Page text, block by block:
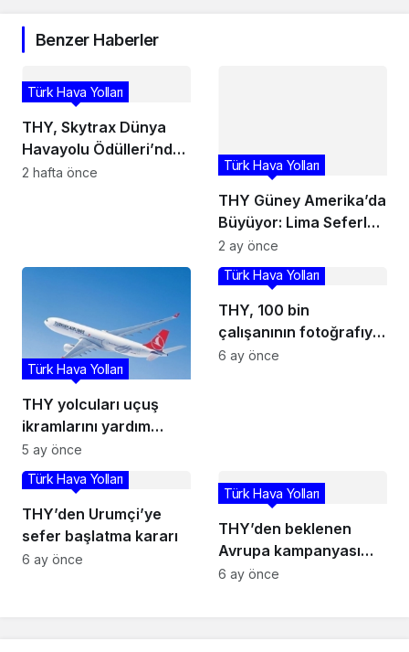
Benzer Haberler
THY, Skytrax Dünya
Havayolu Ödülleri’nde
7 kategoride aday
Türk Hava Yolları
2 hafta önce
THY Güney Amerika’da
Büyüyor: Lima Seferleri
İçin Karar Alındı
Türk Hava Yolları
2 ay önce
THY yolcuları uçuş
ikramlarını yardım
derneklerine
bağışlayabilecek
Türk Hava Yolları
5 ay önce
THY, 100 bin
çalışanının fotoğrafıyla
giydirdiği 500’üncü
Türk Hava Yolları
6 ay önce
THY’den Urumçi’ye
sefer başlatma kararı
Türk Hava Yolları
6 ay önce
THY’den beklenen
Avrupa kampanyası
başladı: 23 şehre 159
Türk Hava Yolları
6 ay önce